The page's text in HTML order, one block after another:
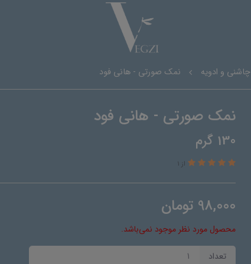
چاشنی و ادویه نمک صورتی - هانی فود
نمک صورتی - هانی فود
130 گرم
از 1
98,000 تومان
محصول مورد نظر موجود نمی‌باشد.
تعداد